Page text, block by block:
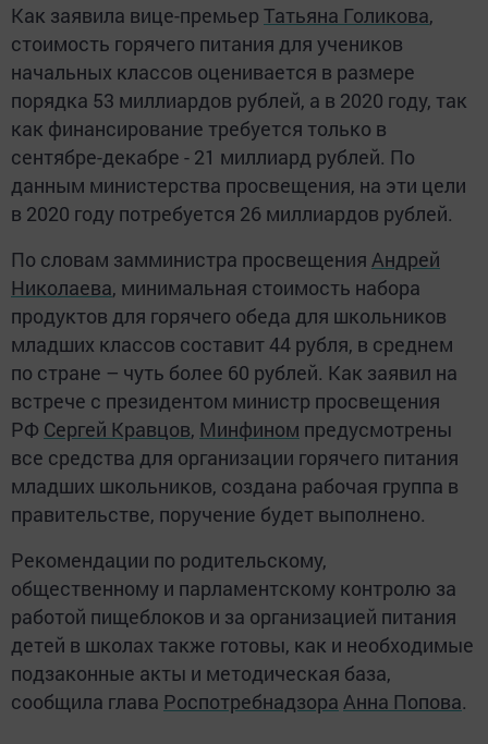
Как заявила вице-премьер Татьяна Голикова,
стоимость горячего питания для учеников
начальных классов оценивается в размере
порядка 53 миллиардов рублей, а в 2020 году, так
как финансирование требуется только в
сентябре-декабре - 21 миллиард рублей. По
данным министерства просвещения, на эти цели
в 2020 году потребуется 26 миллиардов рублей.
По словам замминистра просвещения Андрей
Николаева, минимальная стоимость набора
продуктов для горячего обеда для школьников
младших классов составит 44 рубля, в среднем
по стране – чуть более 60 рублей. Как заявил на
встрече с президентом министр просвещения
РФ Сергей Кравцов, Минфином предусмотрены
все средства для организации горячего питания
младших школьников, создана рабочая группа в
правительстве, поручение будет выполнено.
Рекомендации по родительскому,
общественному и парламентскому контролю за
работой пищеблоков и за организацией питания
детей в школах также готовы, как и необходимые
подзаконные акты и методическая база,
сообщила глава Роспотребнадзора Анна Попова.